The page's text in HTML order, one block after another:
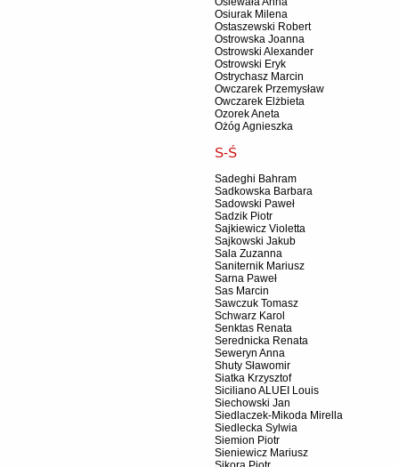
Osiurak Milena
Ostaszewski Robert
Ostrowska Joanna
Ostrowski Alexander
Ostrowski Eryk
Ostrychasz Marcin
Owczarek Przemysław
Owczarek Elżbieta
Ozorek Aneta
Ożóg Agnieszka
S-Ś
Sadeghi Bahram
Sadkowska Barbara
Sadowski Paweł
Sadzik Piotr
Sajkiewicz Violetta
Sajkowski Jakub
Sala Zuzanna
Saniternik Mariusz
Sarna Paweł
Sas Marcin
Sawczuk Tomasz
Schwarz Karol
Senktas Renata
Serednicka Renata
Seweryn Anna
Shuty Sławomir
Siatka Krzysztof
Siciliano ALUEI Louis
Siechowski Jan
Siedlaczek-Mikoda Mirella
Siedlecka Sylwia
Siemion Piotr
Sieniewicz Mariusz